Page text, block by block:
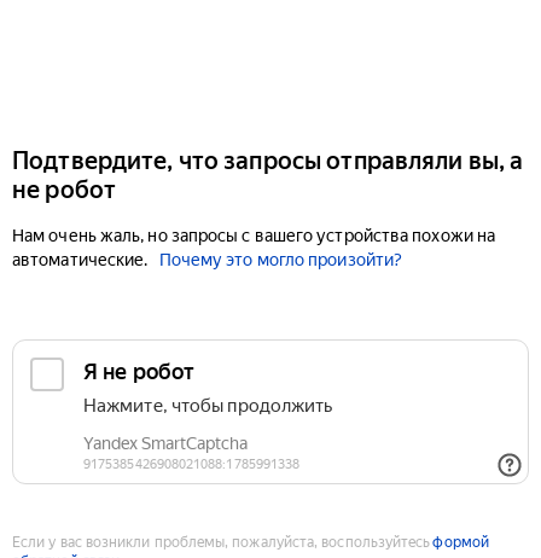
Подтвердите, что запросы отправляли вы, а
не робот
Нам очень жаль, но запросы с вашего устройства похожи на
автоматические.
Почему это могло произойти?
Если у вас возникли проблемы, пожалуйста, воспользуйтесьформой